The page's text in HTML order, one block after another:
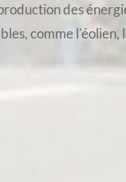
des
comme